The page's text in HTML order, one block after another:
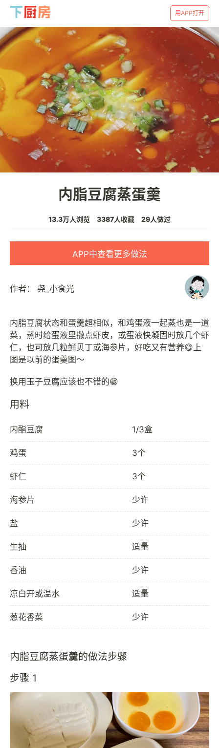
用APP打开
内脂豆腐蒸蛋羹
13.3万人浏览 3387人收藏 29人做过
APP中查看更多做法
作者： 尧_小食光
内脂豆腐状态和蛋羹超相似，和鸡蛋液一起蒸也是一道
菜，蒸时给蛋液里撒点虾皮，或蛋液快凝固时放几个虾
仁，也可放几粒鲜贝丁或海参片，好吃又有营养😋上
图是以前的蛋羹图～
用料
内酯豆腐 1/3盒
鸡蛋 3个
虾仁 3个
海参片 少许
盐 少许
生抽 适量
香油 少许
凉白开或温水 适量
葱花香菜 少许
内脂豆腐蒸蛋羹的做法步骤
步骤 1